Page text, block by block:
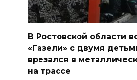
В Ростовской области
«Газели» с двумя
врезался в
на трассе